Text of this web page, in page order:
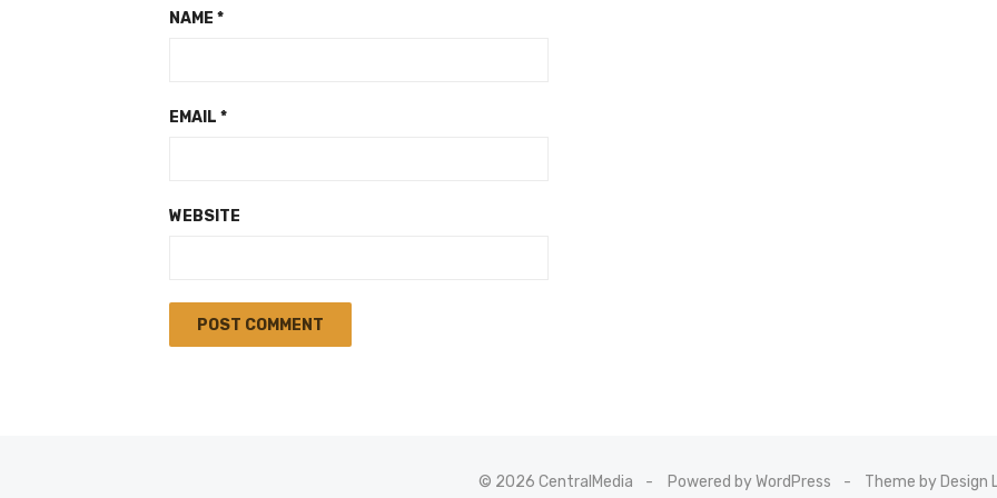
NAME *
EMAIL *
WEBSITE
© 2026 CentralMedia Powered by WordPress Theme by Design